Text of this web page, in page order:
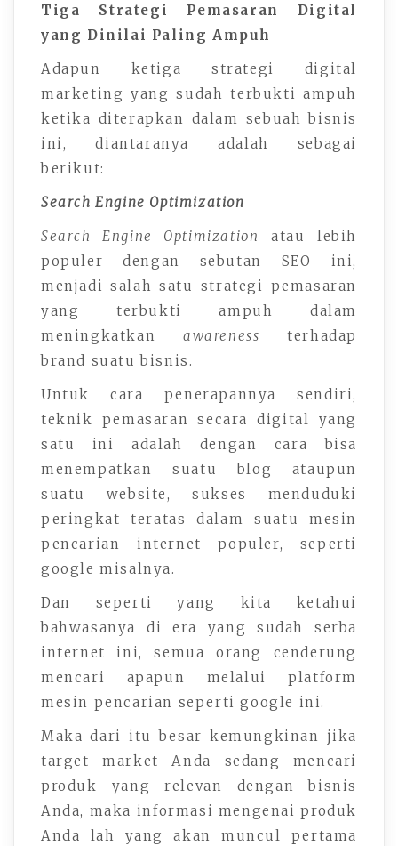
Tiga Strategi Pemasaran Digital
yang Dinilai Paling Ampuh
Adapun ketiga strategi digital
marketing yang sudah terbukti ampuh
ketika diterapkan dalam sebuah bisnis
ini, diantaranya adalah sebagai
berikut:
Search Engine Optimization
Search Engine Optimization
atau lebih
populer dengan sebutan SEO ini,
menjadi salah satu strategi pemasaran
yang terbukti ampuh dalam
meningkatkan awareness terhadap
brand suatu bisnis.
Untuk cara penerapannya sendiri,
teknik pemasaran secara digital yang
satu ini adalah dengan cara bisa
menempatkan suatu blog ataupun
suatu website, sukses menduduki
peringkat teratas dalam suatu mesin
pencarian internet populer, seperti
google misalnya.
Dan seperti yang kita ketahui
bahwasanya di era yang sudah serba
internet ini, semua orang cenderung
mencari apapun melalui platform
mesin pencarian seperti google ini.
Maka dari itu besar kemungkinan jika
target market Anda sedang mencari
produk yang relevan dengan bisnis
Anda, maka informasi mengenai produk
Anda lah yang akan muncul pertama